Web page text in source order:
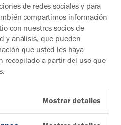
de redes sociales y para
compartimos información
con nuestros socios de
y análisis, que pueden
que usted les haya
recopilado a partir del uso que
Mostrar detalles